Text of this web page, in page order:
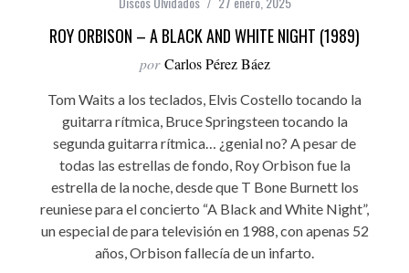
ROY ORBISON – A BLACK AND WHITE NIGHT (1989)
por Carlos Pérez Báez
Tom Waits a los teclados, Elvis Costello tocando la
guitarra rítmica, Bruce Springsteen tocando la
segunda guitarra rítmica… ¿genial no? A pesar de
todas las estrellas de fondo, Roy Orbison fue la
estrella de la noche, desde que T Bone Burnett los
reuniese para el concierto “A Black and White Night”,
un especial de para televisión en 1988, con apenas 52
años, Orbison fallecía de un infarto.